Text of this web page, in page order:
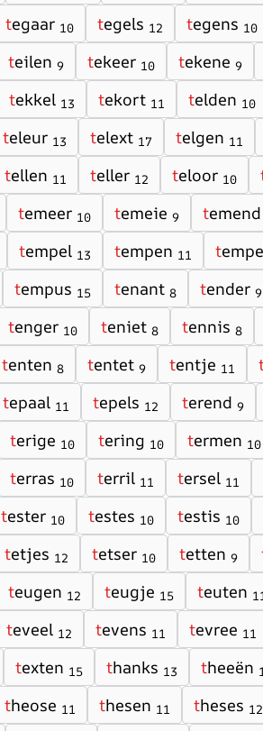
tegaar 10 tegels 12 tegens 10
teilen 9 tekeer 10 tekene 9
tekkel 13 tekort 11 telden 10
teleur 13 telext 17 telgen 11
tellen 11 teller 12 teloor 10
temeer 10 temeie 9 temend
tempel 13 tempen 11 t
tempus 15 tenant 8 tender 9
tenger 10 teniet 8 tennis 8
tenten 8 tentet 9 tentje 11
tepaal 11 tepels 12 terend 9
terige 10 tering 10 termen 10
terras 10 terril 11 tersel 11
tester 10 testes 10 testis 10
tetjes 12 tetser 10 tetten 9
teugen 12 teugje 15 teuten
teveel 12 tevens 11 tevree 11
texten 15 thanks 13 theeën
theose 11 thesen 11 theses 12